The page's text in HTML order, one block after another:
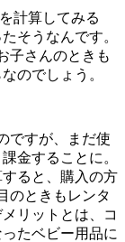
計算してみる
そうなんです。
子さんのときも
のでしょう。
ですが、まだ使
金することに。
ると、購入の方
のときもレンタ
リットとは、コ
たベビー用品に